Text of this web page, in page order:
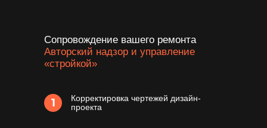
Сопровождение вашего ремонта
Авторский надзор и управление
«стройкой»
1
Корректировка чертежей дизайн-
проекта